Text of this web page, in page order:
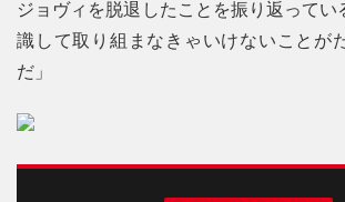
ジョヴィを脱退したことを振り返って
識して取り組まなきゃいけないことが
だ」